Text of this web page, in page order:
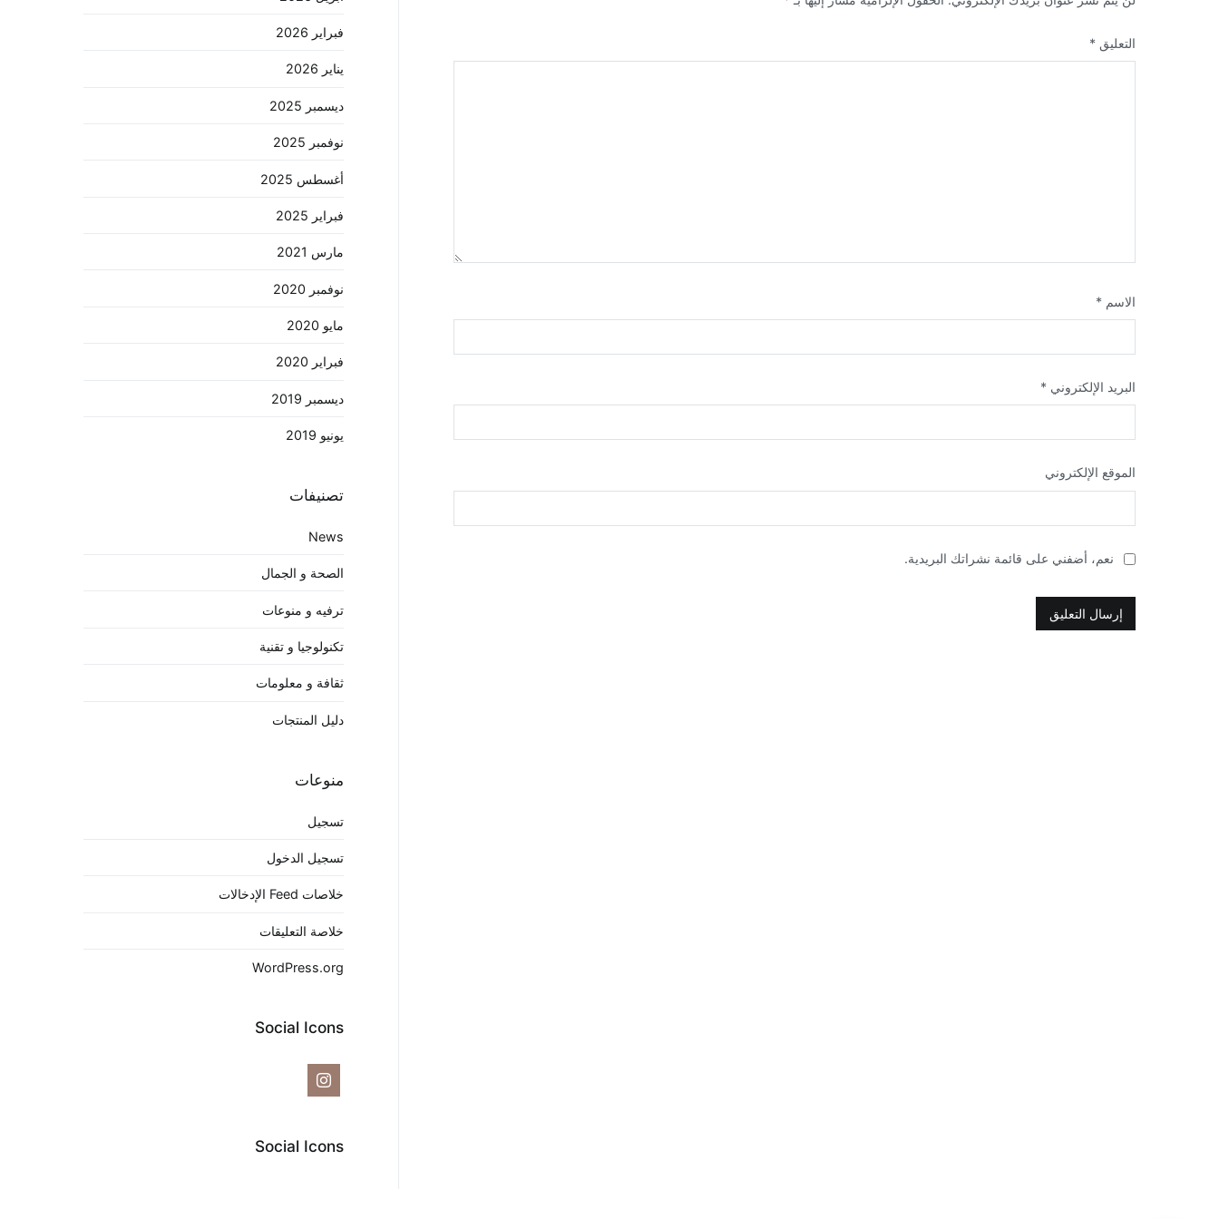
التعليق *
الاسم *
البريد الإلكتروني *
الموقع الإلكتروني
نعم، أضفني على قائمة نشراتك البريدية.
فبراير 2026
يناير 2026
ديسمبر 2025
نوفمبر 2025
أغسطس 2025
فبراير 2025
مارس 2021
نوفمبر 2020
مايو 2020
فبراير 2020
ديسمبر 2019
يونيو 2019
تصنيفات
News
الصحة و الجمال
ترفيه و منوعات
تكنولوجيا و تقنية
ثقافة و معلومات
دليل المنتجات
منوعات
تسجيل
تسجيل الدخول
خلاصات Feed الإدخالات
خلاصة التعليقات
WordPress.org
Social Icons
Social Icons